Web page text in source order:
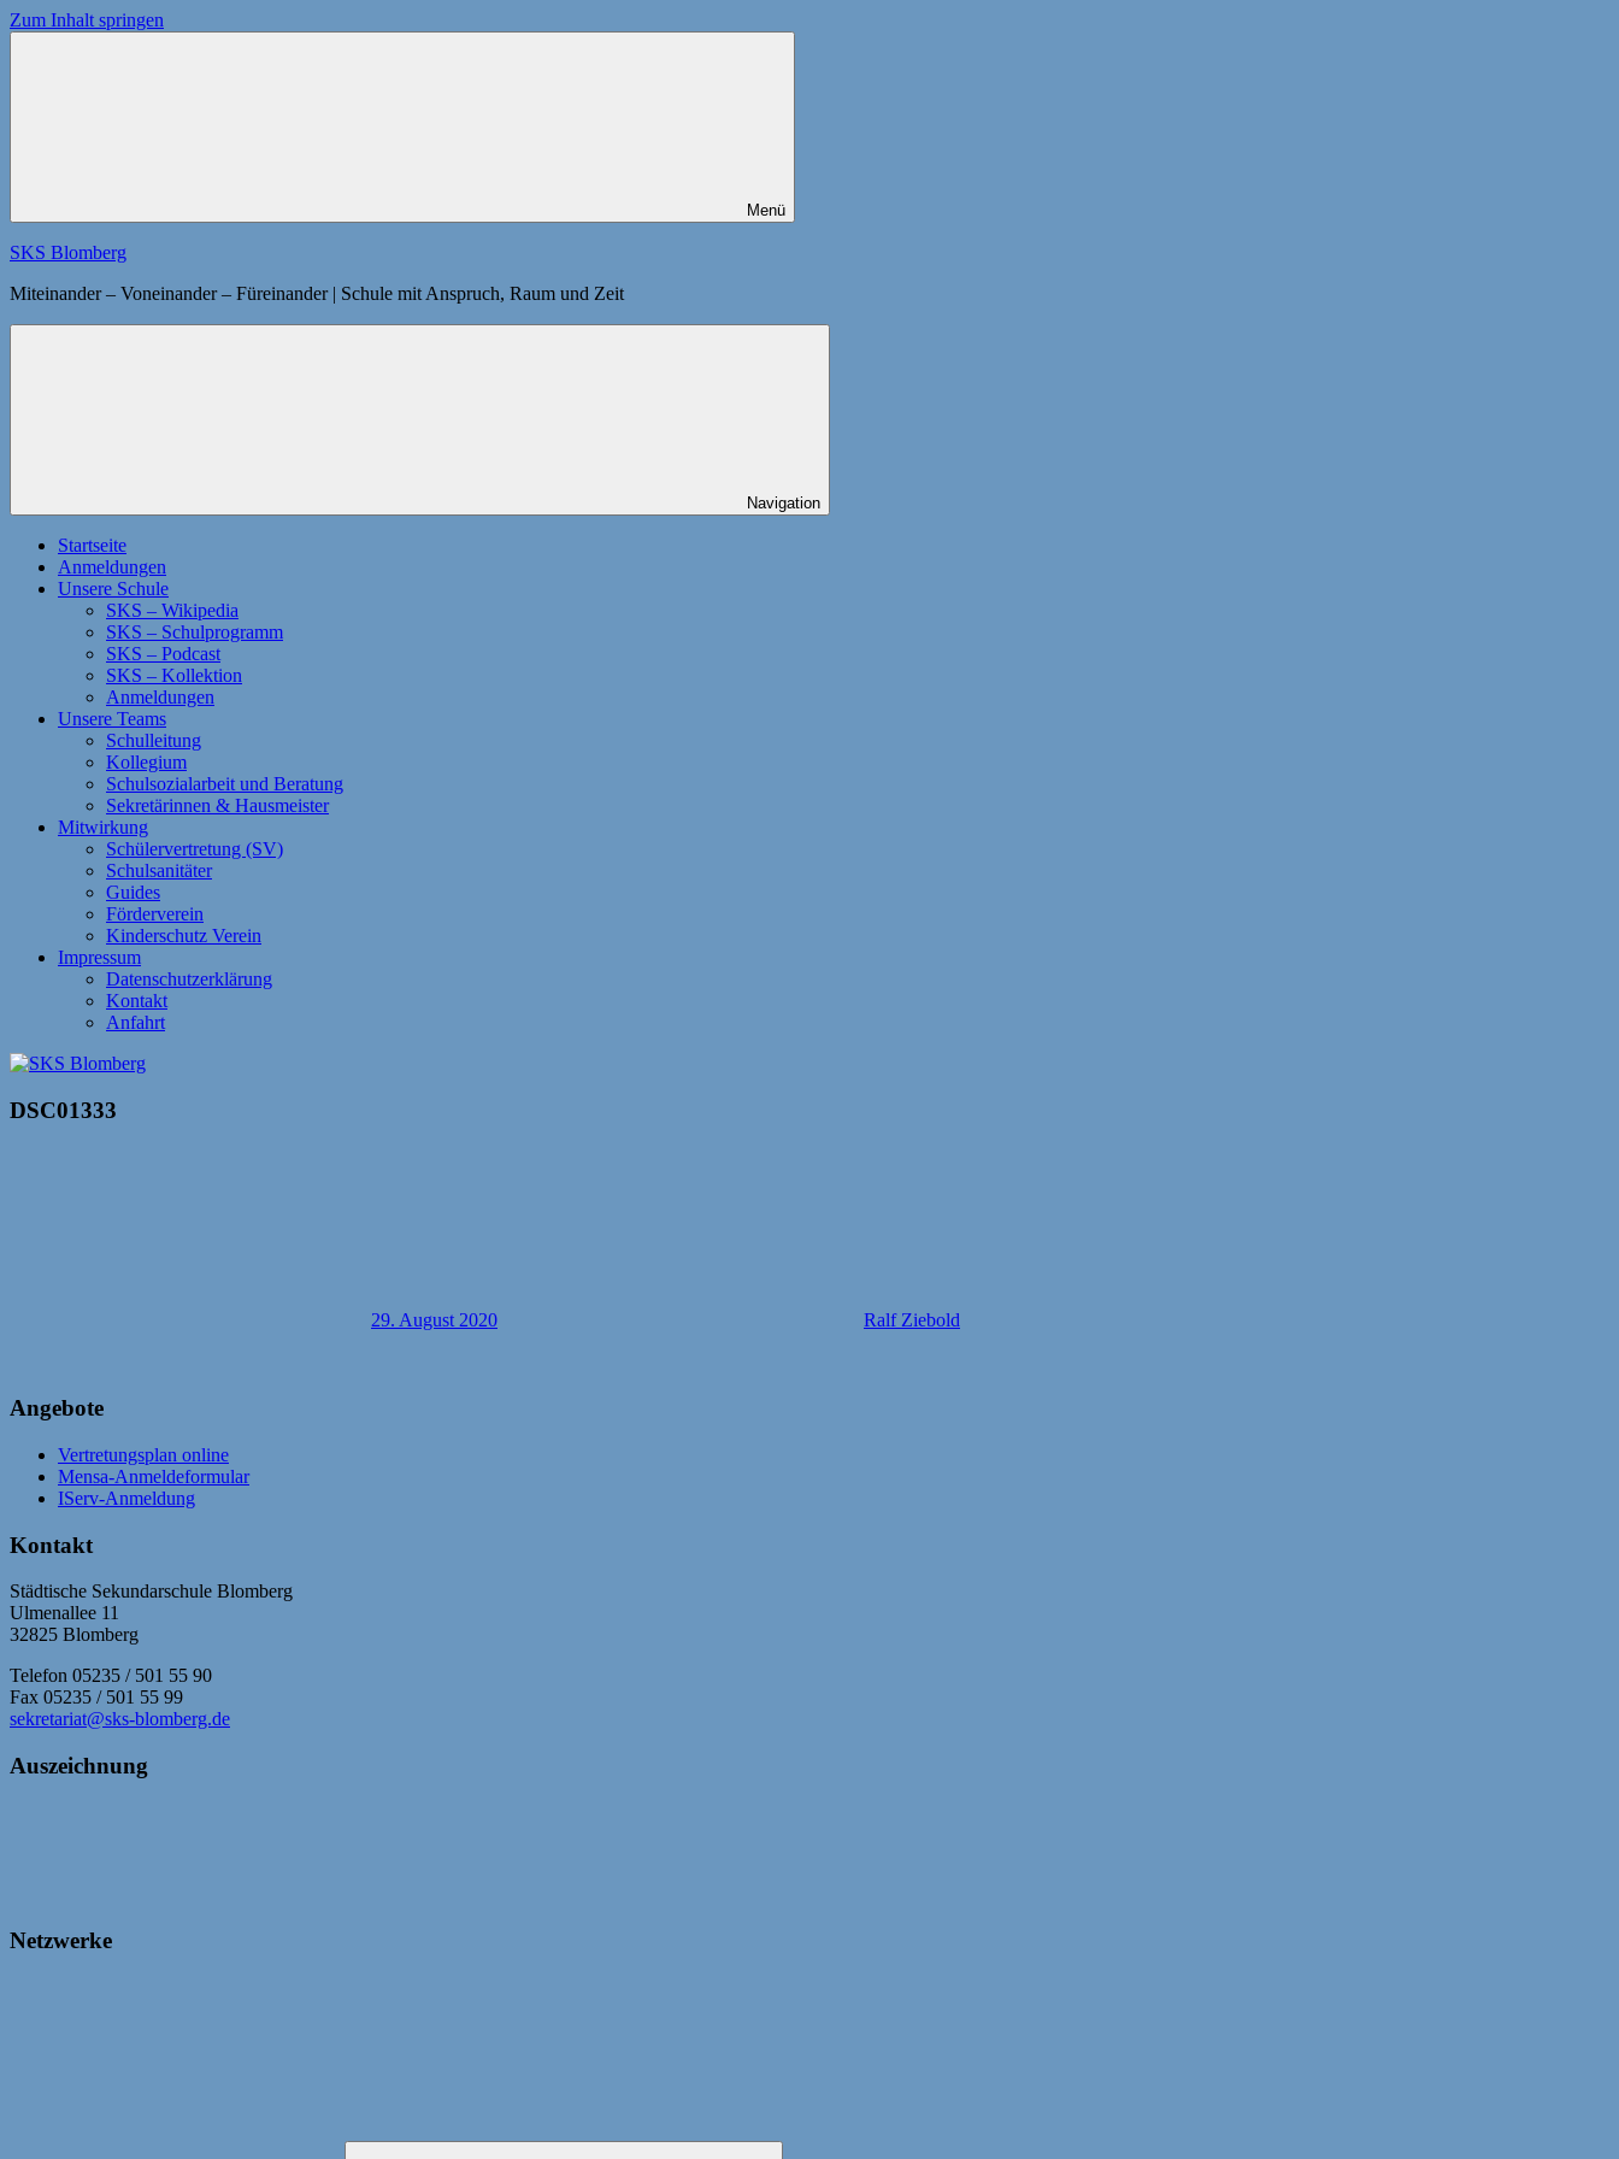
Zum Inhalt springen
Menü
SKS Blomberg
Miteinander – Voneinander – Füreinander | Schule mit Anspruch, Raum und Zeit
Navigation
Startseite
Anmeldungen
Unsere Schule
SKS – Wikipedia
SKS – Schulprogramm
SKS – Podcast
SKS – Kollektion
Anmeldungen
Unsere Teams
Schulleitung
Kollegium
Schulsozialarbeit und Beratung
Sekretärinnen & Hausmeister
Mitwirkung
Schülervertretung (SV)
Schulsanitäter
Guides
Förderverein
Kinderschutz Verein
Impressum
Datenschutzerklärung
Kontakt
Anfahrt
DSC01333
29. August 2020 Ralf Ziebold
Angebote
Vertretungsplan online
Mensa-Anmeldeformular
IServ-Anmeldung
Kontakt
Städtische Sekundarschule Blomberg
Ulmenallee 11
32825 Blomberg
Telefon 05235 / 501 55 90
Fax 05235 / 501 55 99
sekretariat@sks-blomberg.de
Auszeichnung
Netzwerke